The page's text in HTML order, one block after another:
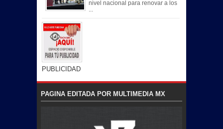
nivel nacional para renovar a los
PUBLICIDAD
PAGINA EDITADA POR MULTIMEDIA MX